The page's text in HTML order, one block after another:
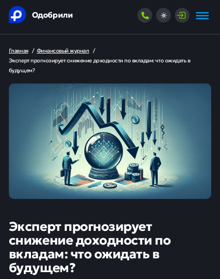
Одобрили
Главная / Финансовый журнал /
Эксперт прогнозирует снижение доходности по вкладам: что ожидать в
будущем?
Эксперт прогнозирует
снижение доходности по
вкладам: что ожидать в
будущем?